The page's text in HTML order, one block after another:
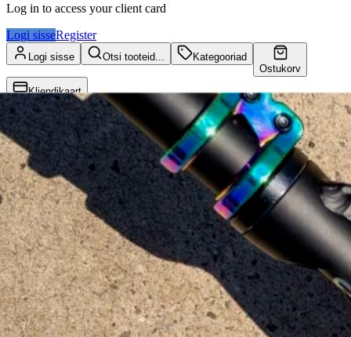
Log in to access your client card
Logi sisseRegister
Logi sisse Otsi tooteid...
Kategooriad
Ostukorv
Kliendikaart